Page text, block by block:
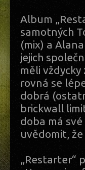
Album
samotných
(mix) a
jejich
měli
rovná se
dobrá
brickwall
doba má
uvědomit,
„Restarter“